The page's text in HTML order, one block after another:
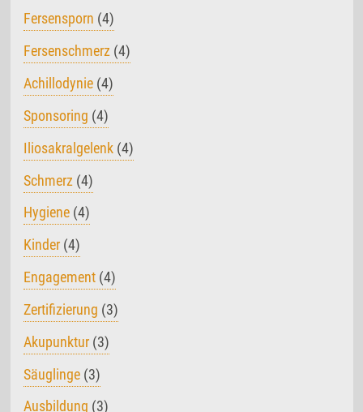
Fersensporn (4)
Fersenschmerz (4)
Achillodynie (4)
Sponsoring (4)
Iliosakralgelenk (4)
Schmerz (4)
Hygiene (4)
Kinder (4)
Engagement (4)
Zertifizierung (3)
Akupunktur (3)
Säuglinge (3)
Ausbildung (3)